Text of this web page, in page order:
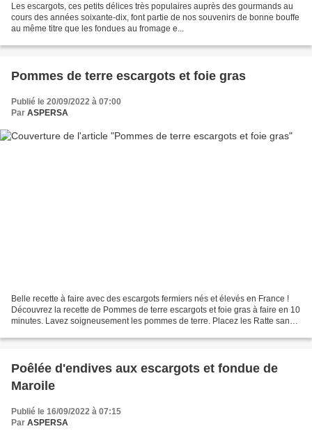
Les escargots, ces petits délices très populaires auprès des gourmands au
cours des années soixante-dix, font partie de nos souvenirs de bonne bouffe
au même titre que les fondues au fromage e...
Pommes de terre escargots et foie gras
Publié le 20/09/2022 à 07:00
Par ASPERSA
Belle recette à faire avec des escargots fermiers nés et élevés en France !
Découvrez la recette de Pommes de terre escargots et foie gras à faire en 10
minutes. Lavez soigneusement les pommes de terre. Placez les Ratte sans
Poêlée d'endives aux escargots et fondue de
Maroile
Publié le 16/09/2022 à 07:15
Par ASPERSA